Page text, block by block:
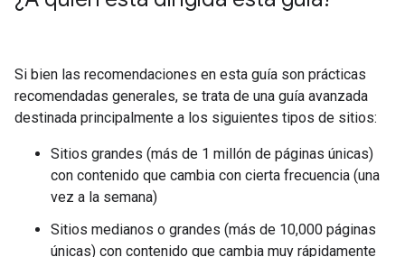
Si bien las recomendaciones en esta guía son prácticas
recomendadas generales, se trata de una guía avanzada
destinada principalmente a los siguientes tipos de sitios:
Sitios grandes (más de 1 millón de páginas únicas)
con contenido que cambia con cierta frecuencia (una
vez a la semana)
Sitios medianos o grandes (más de 10,000 páginas
únicas) con contenido que cambia muy rápidamente